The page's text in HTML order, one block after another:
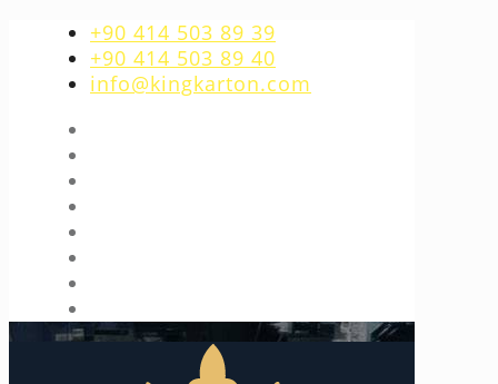
+90 414 503 89 39
+90 414 503 89 40
info@kingkarton.com